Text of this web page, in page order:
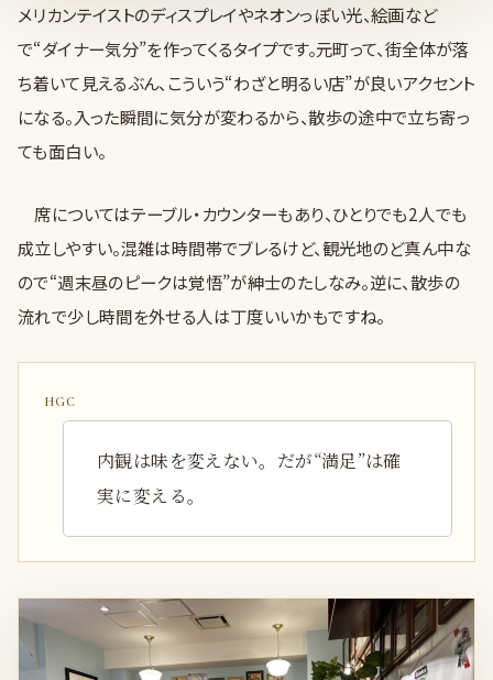
メリカンテイストのディスプレイやネオンっぽい光、絵画など
で“ダイナー気分”を作ってくるタイプです。元町って、街全体が落
ち着いて見えるぶん、こういう“わざと明るい店”が良いアクセント
になる。入った瞬間に気分が変わるから、散歩の途中で立ち寄っ
ても面白い。
席についてはテーブル・カウンターもあり、ひとりでも2人でも
成立しやすい。混雑は時間帯でブレるけど、観光地のど真ん中な
ので“週末昼のピークは覚悟”が紳士のたしなみ。逆に、散歩の
流れで少し時間を外せる人は丁度いいかもですね。
内観は味を変えない。だが“満足”は確
実に変える。